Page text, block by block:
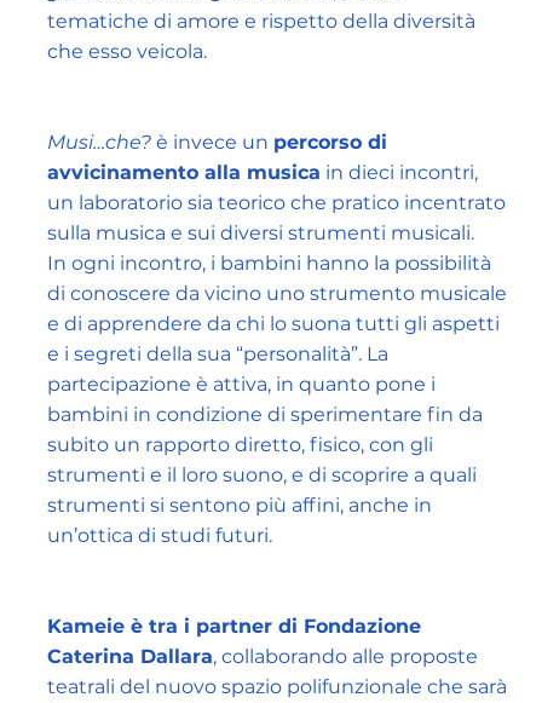
tematiche di amore e rispetto della diversità
che esso veicola.
Musi…che?è invece un percorso di
avvicinamento alla musica in dieci incontri,
un laboratorio sia teorico che pratico incentrato
sulla musica e sui diversi strumenti musicali.
In ogni incontro, i bambini hanno la possibilità
di conoscere da vicino uno strumento musicale
e di apprendere da chi lo suona tutti gli aspetti
e i segreti della sua “personalità”. La
partecipazione è attiva, in quanto pone i
bambini in condizione di sperimentare fin da
subito un rapporto diretto, fisico, con gli
strumenti e il loro suono, e di scoprire a quali
strumenti si sentono più affini, anche in
un’ottica di studi futuri.
Kameie è tra i partner di Fondazione
Caterina Dallara, collaborando alle proposte
teatrali del nuovo spazio polifunzionale che sarà